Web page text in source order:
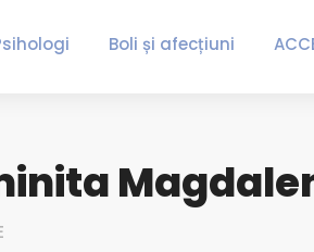
Boli și afecțiuni